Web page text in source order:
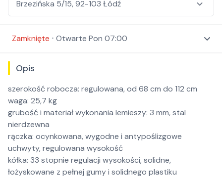
Zamknięte ⋅ Otwarte Pon 07:00
Opis
szerokość robocza: regulowana, od 68 cm do 112 cm
waga: 25,7 kg
grubość i materiał wykonania lemieszy: 3 mm, stal
nierdzewna
rączka: ocynkowana, wygodne i antypoślizgowe
uchwyty, regulowana wysokość
kółka: 33 stopnie regulacji wysokości, solidne,
łożyskowane z pełnej gumy i solidnego plastiku